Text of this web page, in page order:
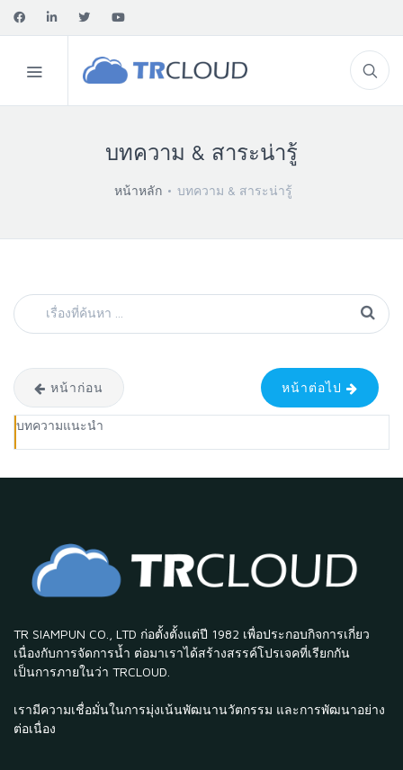
บทความ & สาระน่ารู้
หน้าหลัก บทความ & สาระน่ารู้
หน้าก่อน หน้าต่อไป
บทความแนะนำ
TR SIAMPUN CO., LTD ก่อตั้งตั้งแต่ปี 1982 เพื่อประกอบกิจการเกี่ยว
เนื่องกับการจัดการน้ำ ต่อมาเราได้สร้างสรรค์โปรเจคที่เรียกกัน
เป็นการภายในว่า TRCLOUD.
เรามีความเชื่อมั่นในการมุ่งเน้นพัฒนานวัตกรรม และการพัฒนาอย่าง
ต่อเนื่อง